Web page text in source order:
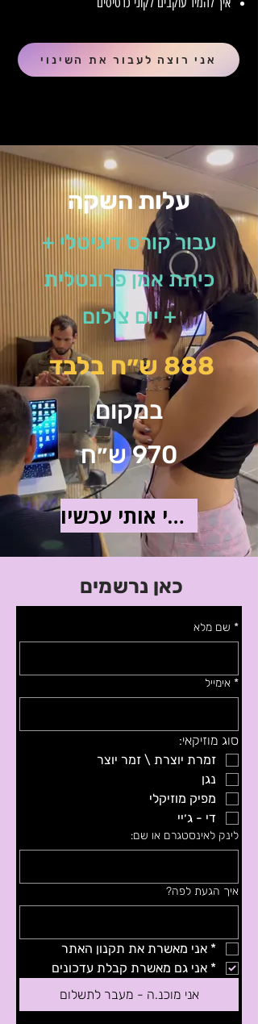
אני רוצה לעבור את השינוי
עלות השקה
עבור קורס דיגיטלי +
כיתת אמן פרונטלית
+ יום צילום
888 ש״ח בלבד
במקום
970 ש״ח
תרשמי אותי עכשיו
כאן נרשמים
* שם מלא
* אימייל
סוג מוזיקאי:
זמרת יוצרת \ זמר יוצר
נגן
מפיק מוזיקלי
די - ג׳יי
לינק לאינסטגרם או שם:
איך הגעת לפה?
* אני מאשרת את תקנון האתר
* אני גם מאשרת קבלת עדכונים
אני מוכנ.ה - מעבר לתשלום